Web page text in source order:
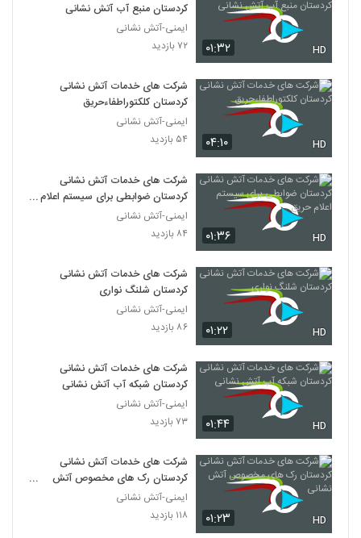
۰۱:۳۲ HD
کردستان منبع آب آتش نشانی
ایمنی-آتش نشانی
۷۲ بازدید
۰۴:۱۰ HD
شرکت های خدمات آتش نشانی
کردستان کلکتوراطفاءحریق
ایمنی-آتش نشانی
۵۴ بازدید
۰۱:۳۶ HD
شرکت های خدمات آتش نشانی
کردستان ضوابطی برای سیستم اعلام
حریق
ایمنی-آتش نشانی
۸۴ بازدید
۰۱:۲۲ HD
شرکت های خدمات آتش نشانی
کردستان شلنگ نواری
ایمنی-آتش نشانی
۸۶ بازدید
۰۱:۴۴ HD
شرکت های خدمات آتش نشانی
کردستان شبکه آب آتش نشانی
ایمنی-آتش نشانی
۷۳ بازدید
۰۱:۲۳ HD
شرکت های خدمات آتش نشانی
کردستان رک های مخصوص آتش
نشانی
ایمنی-آتش نشانی
۱۱۸ بازدید